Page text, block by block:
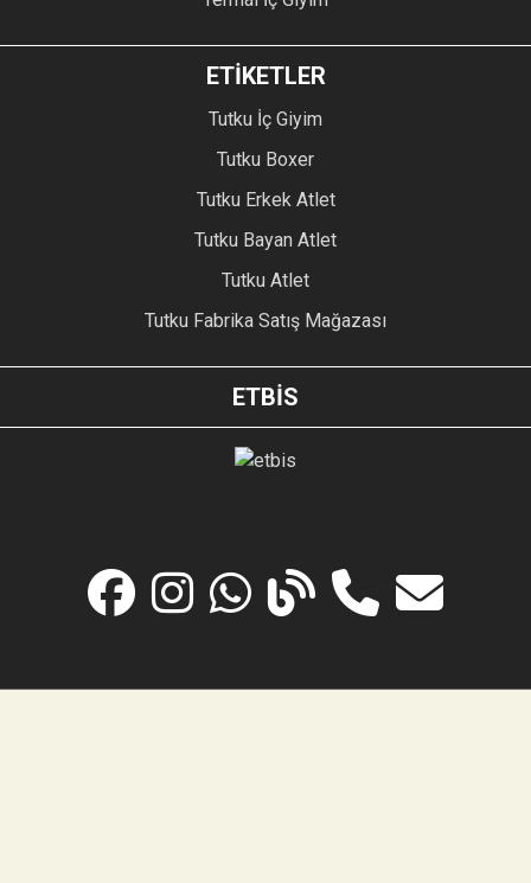
ETİKETLER
Tutku İç Giyim
Tutku Boxer
Tutku Erkek Atlet
Tutku Bayan Atlet
Tutku Atlet
Tutku Fabrika Satış Mağazası
ETBİS